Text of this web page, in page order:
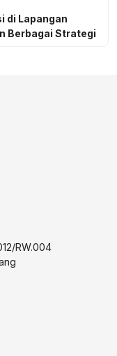
di Lapangan
Berbagai Strategi
RW.004